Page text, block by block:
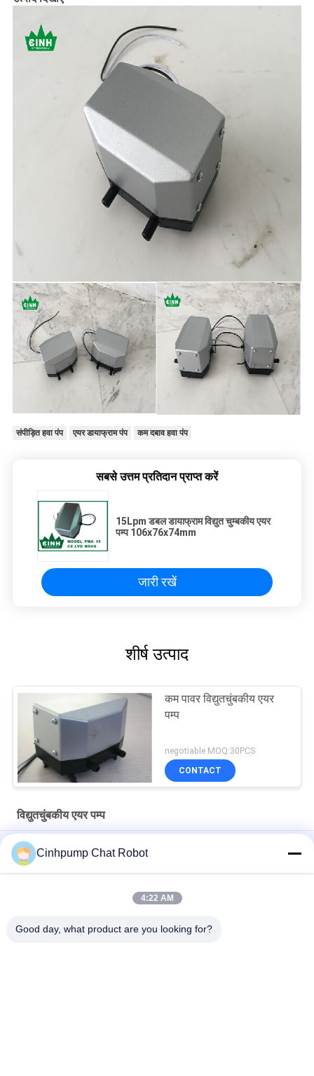
संपीड़ित हवा पंप एयर डायाफ्राम पंप कम दबाव हवा पंप
सबसे उत्तम प्रतिदान प्राप्त करें
15Lpm डबल डायाफ्राम विद्युत चुम्बकीय एयर
पम्प 106x76x74mm
जारी रखें
शीर्ष उत्पाद
कम पावर विद्युतचुंबकीय एयर
पम्प
negotiable MOQ:30PCS
CONTACT
विद्युतचुंबकीय एयर पम्प
इलेक्ट्रोमैग्नेटिक मैग्नेटिक लीनियर एयर पंप छोटा मिनी एयर पंप लॉन्ग लाइफटाइम हाई
परफॉर्मेंस माइक्रो एयर पंप
Cinhpump Chat Robot
4:22 AM
Good day, what product are you looking for?